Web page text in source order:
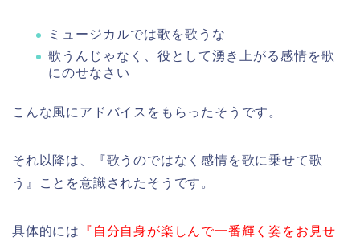
ミュージカルでは歌を歌うな
歌うんじゃなく、役として湧き上がる感情を歌
にのせなさい
こんな風にアドバイスをもらったそうです。
それ以降は、『歌うのではなく感情を歌に乗せて歌
う』ことを意識されたそうです。
具体的には
『自分自身が楽しんで一番輝く姿をお見せ